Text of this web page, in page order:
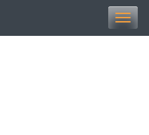
Toggle